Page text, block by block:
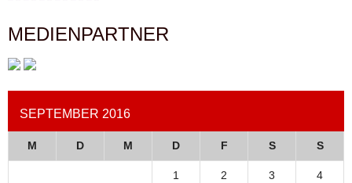
MEDIENPARTNER
SEPTEMBER 2016
M D M D F S S
1 2 3 4